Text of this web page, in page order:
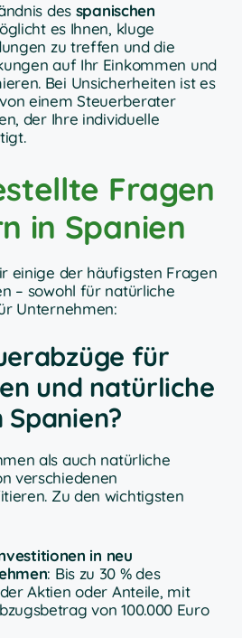
des spanischen
es Ihnen, kluge
zu treffen und die
auf Ihr Einkommen und
Bei Unsicherheiten ist es
einem Steuerberater
der Ihre individuelle
Fragen
in Spanien
einige der häufigsten Fragen
– sowohl für natürliche
Unternehmen:
für
und natürliche
Spanien?
als auch natürliche
verschiedenen
Zu den wichtigsten
in neu
: Bis zu 30 % des
Aktien oder Anteile, mit
von 100.000 Euro